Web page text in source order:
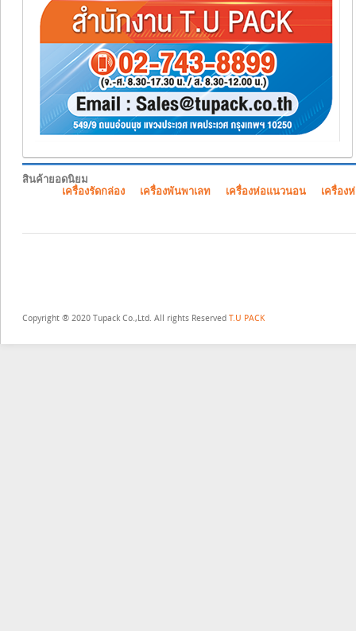
สินค้ายอดนิยม
เครื่องรัดกล่อง
เครื่องพันพาเลท เครื่องห่อแนวนอน เครื่อง
Copyright ® 2020 Tupack Co.,Ltd. All rights Reserved T.U PACK